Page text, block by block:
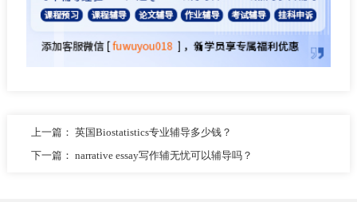
上一篇： 英国Biostatistics专业辅导多少钱？
下一篇： narrative essay写作辅无忧可以辅导吗？